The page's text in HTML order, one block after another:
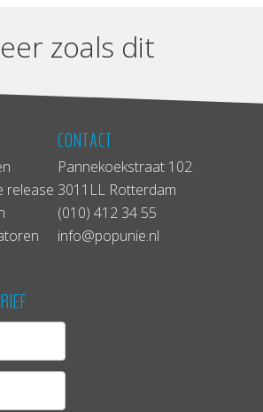
zoals dit
release
CONTACT
Pannekoekstraat 102
3011LL Rotterdam
(010) 412 34 55
info@popunie.nl